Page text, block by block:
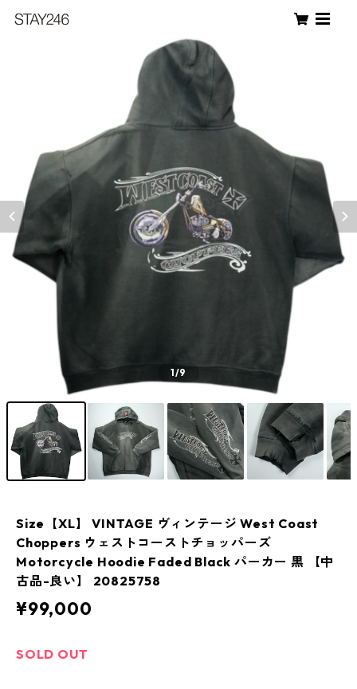
1/9
Size【XL】 VINTAGE ヴィンテージ West Coast
Choppers ウェストコーストチョッパーズ
Motorcycle Hoodie Faded Black パーカー 黒 【中
古品-良い】 20825758
¥99,000
SOLD OUT